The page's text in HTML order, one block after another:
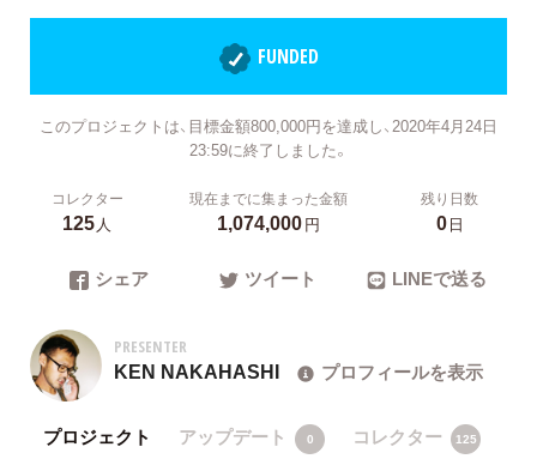
FUNDED
このプロジェクトは、目標金額800,000円を達成し、2020年4月24日
23:59に終了しました。
コレクター
125人
現在までに集まった金額
1,074,000円
残り日数
0日
シェア ツイート LINEで送る
PRESENTER
KEN NAKAHASHI プロフィールを表示
プロジェクト アップデート 0 コレクター 125